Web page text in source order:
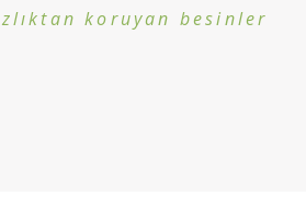
koruyan besinler